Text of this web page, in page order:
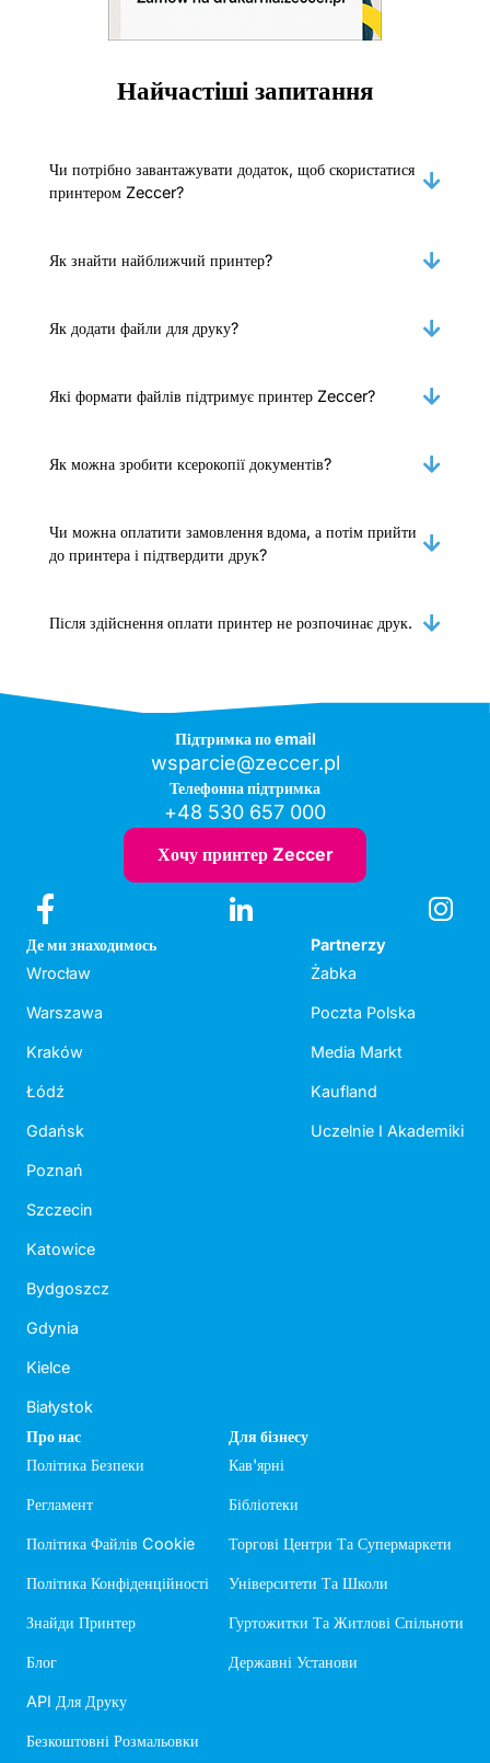
Найчастіші запитання
Чи потрібно завантажувати додаток, щоб скористатися
принтером Zeccer?
Як знайти найближчий принтер?
Як додати файли для друку?
Які формати файлів підтримує принтер Zeccer?
Як можна зробити ксерокопії документів?
Чи можна оплатити замовлення вдома, а потім прийти
до принтера і підтвердити друк?
Після здійснення оплати принтер не розпочинає друк.
Підтримка по email
wsparcie@zeccer.pl
Телефонна підтримка
+48 530 657 000
Хочу принтер Zeccer
Де ми знаходимось
Wrocław
Warszawa
Kraków
Łódź
Gdańsk
Poznań
Szczecin
Katowice
Bydgoszcz
Gdynia
Kielce
Białystok
Partnerzy
Żabka
Poczta Polska
Media Markt
Kaufland
Uczelnie I Akademiki
Про нас
Політика Безпеки
Регламент
Політика Файлів Cookie
Політика Конфіденційності
Знайди Принтер
Блог
API Для Друку
Безкоштовні Розмальовки
Для бізнесу
Кав'ярні
Бібліотеки
Торгові Центри Та Супермаркети
Університети Та Школи
Гуртожитки Та Житлові Спільноти
Державні Установи